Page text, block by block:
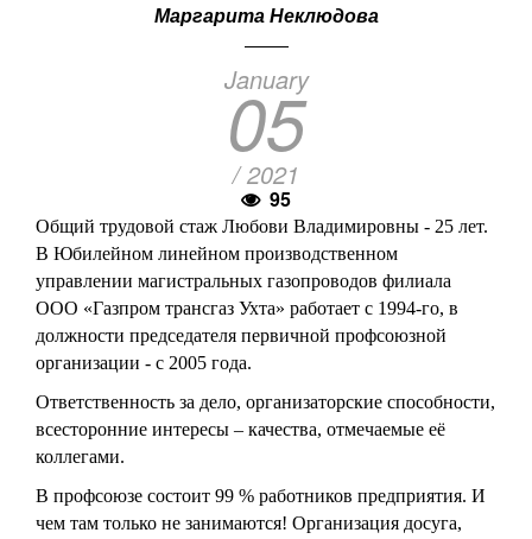
Маргарита Неклюдова
January
05
/ 2021
95
Общий трудовой стаж Любови Владимировны - 25 лет.
В Юбилейном линейном производственном
управлении магистральных газопроводов филиала
ООО «Газпром трансгаз Ухта» работает с 1994-го, в
должности председателя первичной профсоюзной
организации - с 2005 года.
Ответственность за дело, организаторские способности,
всесторонние интересы – качества, отмечаемые её
коллегами.
В профсоюзе состоит 99 % работников предприятия. И
чем там только не занимаются! Организация досуга,